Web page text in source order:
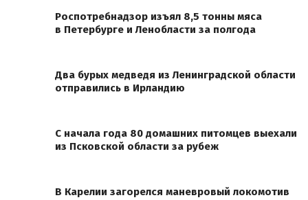
Роспотребнадзор изъял 8,5 тонны мяса
в Петербурге и Ленобласти за полгода
Два бурых медведя из Ленинградской области
отправились в Ирландию
С начала года 80 домашних питомцев выехали
из Псковской области за рубеж
В Карелии загорелся маневровый локомотив